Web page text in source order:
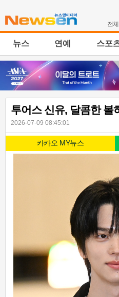
전
뉴스 연예 스포
투어스 신유, 달콤한 볼
2026-07-09 08:45:01
카카오 MY뉴스